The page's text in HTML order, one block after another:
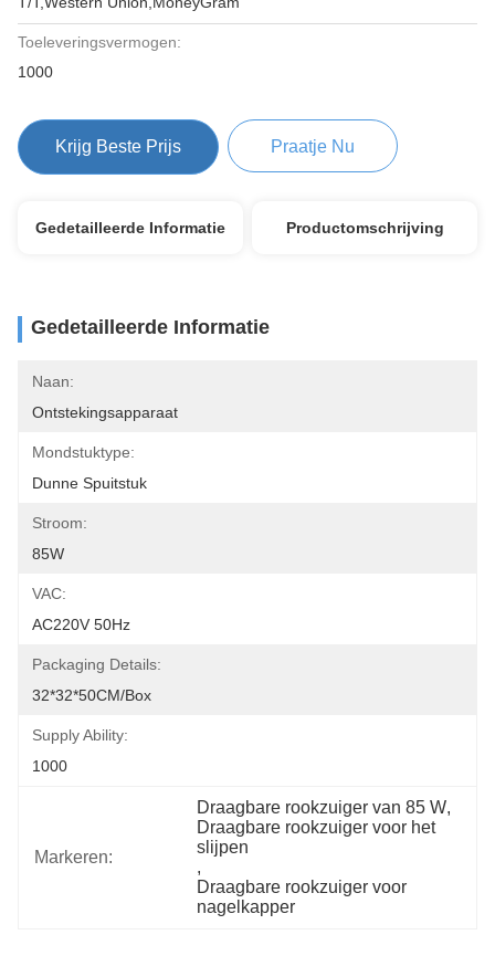
Toeleveringsvermogen:
1000
Krijg Beste Prijs Praatje Nu
Gedetailleerde Informatie Productomschrijving
Gedetailleerde Informatie
Naan:
Ontstekingsapparaat
Mondstuktype:
Dunne Spuitstuk
Stroom:
85W
VAC:
AC220V 50Hz
Packaging Details:
32*32*50CM/box
Supply Ability:
1000
Markeren:
Draagbare rookzuiger van 85 W,
Draagbare rookzuiger voor het
slijpen
,
Draagbare rookzuiger voor
nagelkapper